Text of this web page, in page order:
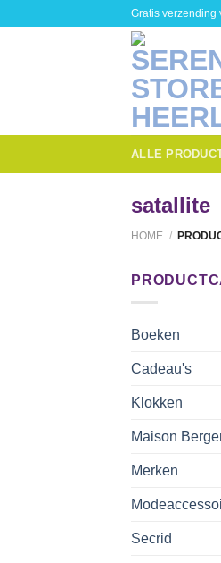
Gratis verzending
ALLE
satallite
HOME /
Boeken
Cadeau's
Klokken
Maison
Merken
Secrid